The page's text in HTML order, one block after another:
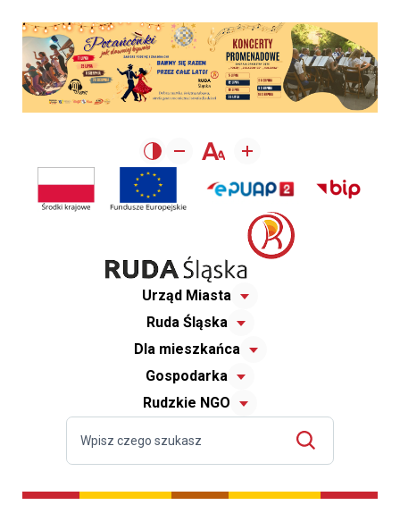
Urząd Miasta
Ruda Śląska
Dla mieszkańca
Gospodarka
Rudzkie NGO